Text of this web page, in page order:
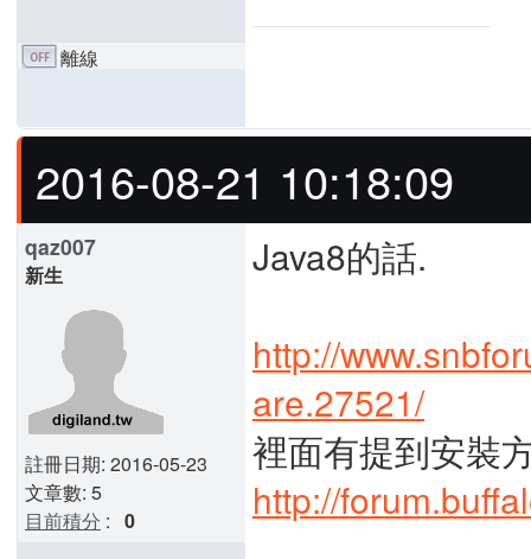
離線
2016-08-21 10:18:09
qaz007
新生
註冊日期: 2016-05-23
文章數: 5
目前積分 : 0
Java8的話.
http://
are.27521/
裡面有提到安裝
http://